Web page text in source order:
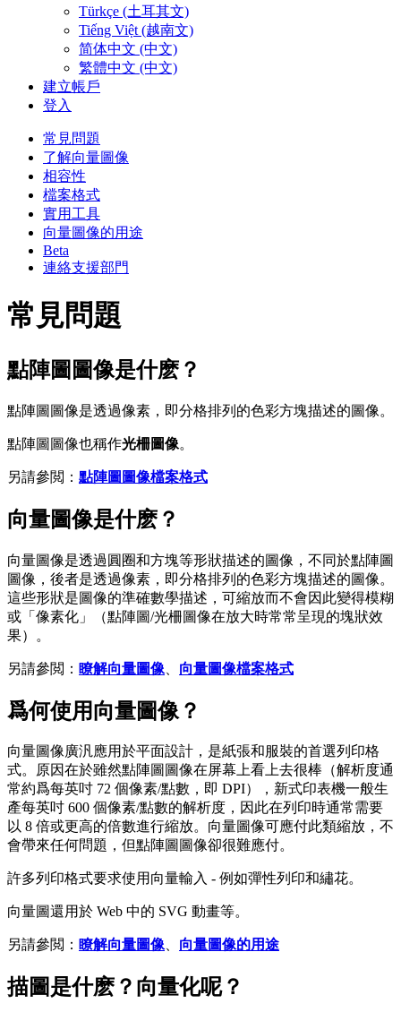
Türkçe (土耳其文)
Tiếng Việt (越南文)
简体中文 (中文)
繁體中文 (中文)
建立帳戶
登入
常見問題
了解向量圖像
相容性
檔案格式
實用工具
向量圖像的用途
Beta
連絡支援部門
常見問題
點陣圖圖像是什麽？
點陣圖圖像是透過像素，即分格排列的色彩方塊描述的圖像。
點陣圖圖像也稱作光柵圖像。
另請參閲： 點陣圖圖像檔案格式
向量圖像是什麽？
向量圖像是透過圓圈和方塊等形狀描述的圖像，不同於點陣圖
圖像，後者是透過像素，即分格排列的色彩方塊描述的圖像。
這些形狀是圖像的準確數學描述，可縮放而不會因此變得模糊
或「像素化」（點陣圖/光柵圖像在放大時常常呈現的塊狀效
果）。
另請參閲： 瞭解向量圖像 向量圖像檔案格式
爲何使用向量圖像？
向量圖像廣汎應用於平面設計，是紙張和服裝的首選列印格
式。原因在於雖然點陣圖圖像在屏幕上看上去很棒（解析度通
常約爲每英吋 72 個像素/點數，即 DPI），新式印表機一般生
產每英吋 600 個像素/點數的解析度，因此在列印時通常需要
以 8 倍或更高的倍數進行縮放。向量圖像可應付此類縮放，不
會帶來任何問題，但點陣圖圖像卻很難應付。
許多列印格式要求使用向量輸入 - 例如彈性列印和繡花。
向量圖還用於 Web 中的 SVG 動畫等。
另請參閲： 瞭解向量圖像、 向量圖像的用途
描圖是什麽？向量化呢？